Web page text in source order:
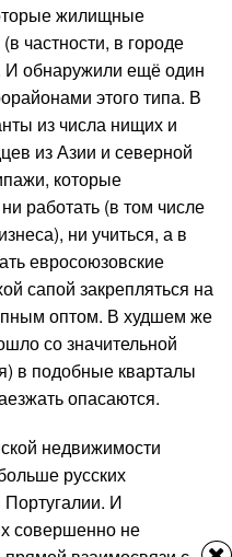
жилищные
частности, в городе
И обнаружили ещё один
этого типа. В
из числа нищих и
из Азии и северной
которые
работать (в том числе
ни учиться, а в
евросоюзовские
сапой закрепляться на
оптом. В худшем же
со значительной
в подобные кварталы
опасаются.
недвижимости
русских
Португалии. И
совершенно не